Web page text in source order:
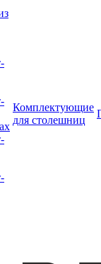
Комплектующие
для столешниц